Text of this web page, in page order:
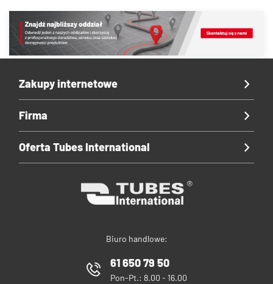
Biuro handlowe:
61 650 79 50
Pon-Pt.: 8.00 - 16.00
Zakupy internetowe
Firma
Oferta Tubes International